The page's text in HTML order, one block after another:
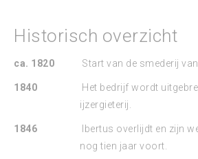
Historisch overzicht
ca. 1820 Start van de smederij
1840
Het bedrijf wordt
ijzergieterij.
1846
lbertus overlijdt en zijn
nog tien jaar voort.